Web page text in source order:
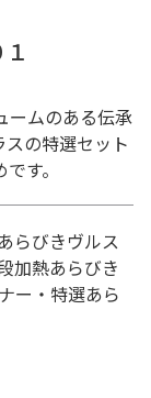
ームのある伝承
の特選セット
す。
らびきヴルス
加熱あらびき
ー・特選あら